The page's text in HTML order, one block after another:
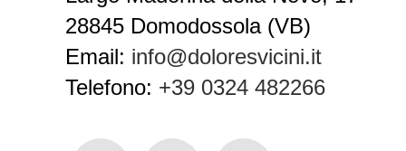
28845 Domodossola (VB)
Email: info@doloresvicini.it
Telefono: +39 0324 482266